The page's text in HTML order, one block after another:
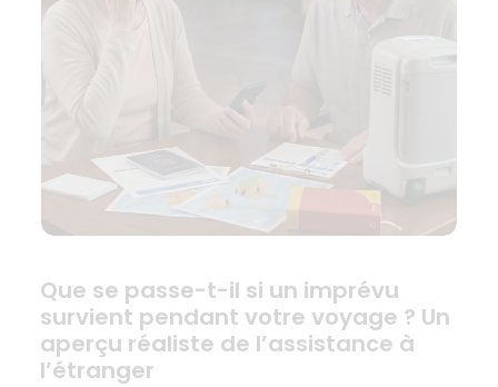
Que se passe-t-il si un imprévu
survient pendant votre voyage ? Un
aperçu réaliste de l’assistance à
l’étranger